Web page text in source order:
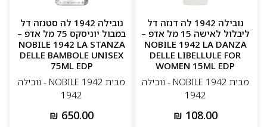
נובילה 1942 לה דנזה דל
ליבלול לאישה 15 מל אדפ –
NOBILE 1942 LA DANZA
DELLE LIBELLULE FOR
WOMEN 15ML EDP
מבית NOBILE 1942 - נובילה
1942
₪ 108.00
נובילה 1942 לה סטנזה דל
במבול יוניסקס 75 מל אדפ –
NOBILE 1942 LA STANZA
DELLE BAMBOLE UNISEX
75ML EDP
מבית NOBILE 1942 - נובילה
1942
₪ 650.00